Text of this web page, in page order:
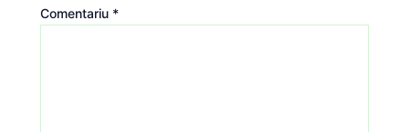
Comentariu *